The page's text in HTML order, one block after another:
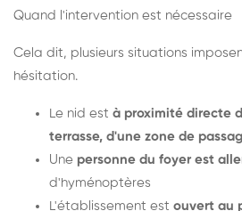
Quand l'intervention est nécessaire
Cela dit, plusieurs situations
hésitation.
Le nid est à proximité directe
terrasse, d'une zone de
Une personne du foyer est
d'hyménoptères
L'établissement est ouvert au